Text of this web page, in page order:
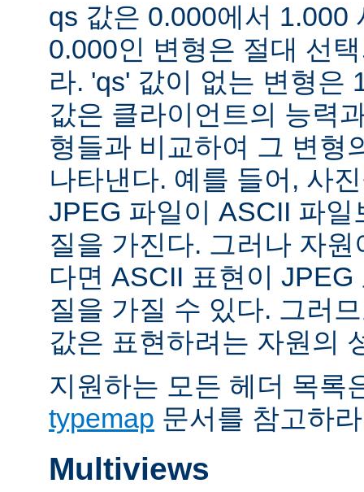
qs 값은 0.000에서 1.000
0.000인 변형은 절대 선
라. 'qs' 값이 없는 변형은
값은 클라이언트의 능력
형들과 비교하여 그 변형
나타낸다. 예를 들어, 사
JPEG 파일이 ASCII 파
질을 가진다. 그러나 자
다면 ASCII 표현이
질을 가질 수 있다. 그러
값은 표현하려는 자원의
지원하는 모든 헤더 목록
typemap 문서를 참고하
Multiviews